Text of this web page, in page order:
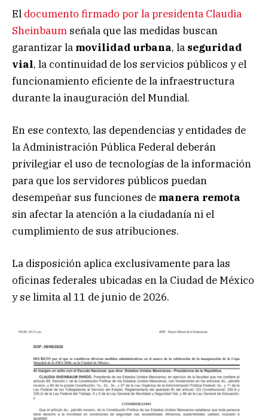
El documento firmado por la presidenta Claudia
Sheinbaum señala que las medidas buscan
garantizar la movilidad urbana, la seguridad
vial, la continuidad de los servicios públicos y el
funcionamiento eficiente de la infraestructura
durante la inauguración del Mundial.
En ese contexto, las dependencias y entidades de
la Administración Pública Federal deberán
privilegiar el uso de tecnologías de la información
para que los servidores públicos puedan
desempeñar sus funciones de manera remota
sin afectar la atención a la ciudadanía ni el
cumplimiento de sus atribuciones.
La disposición aplica exclusivamente para las
oficinas federales ubicadas en la Ciudad de México
y se limita al 11 de junio de 2026.